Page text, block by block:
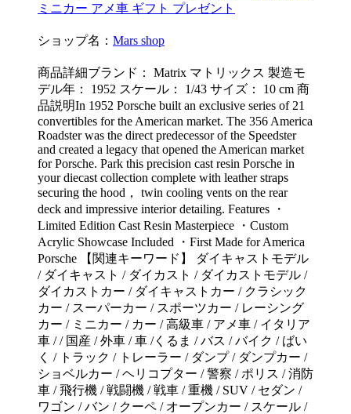
ミニカー アメ車 ギフト プレゼント
ショップ名： Mars shop
商品詳細ブランド： Matrix マトリックス 製造モ
デル年： 1952 スケール： 1/43 サイズ： 10 cm 商
品説明In 1952 Porsche built an exclusive series of 21
convertibles for the American market. The 356 America
Roadster was the direct predecessor of the Speedster
and created a legacy that opened the American market
for Porsche. Park this precision cast resin Porsche in
your diecast collection complete with leather straps
securing the hood， twin cooling vents on the rear
deck and impressive interior detailing. Features ・
Limited Edition Cast Resin Masterpiece ・Custom
Acrylic Showcase Included ・First Made for America
Porsche 【関連キーワード】 ダイキャストモデル
/ ダイキャスト / ダイカスト / ダイカストモデル /
ダイカストカー / ダイキャストカー / クラシック
カー / スーパーカー / スポーツカー / レーシング
カー / ミニカー / カー / 高級車 / アメ車 / イタリア
車 / / 国産 / 外車 / 車 /くるま / バス / バイク / ばい
く / トラック / トレーラー / ダンプ / ダンプカー /
ショベルカー / ヘリコプター / 警察 / ポリス / 消防
車 / 飛行機 / 戦闘機 / 戦車 / 重機 / SUV / セダン /
ワゴン / バン / クーペ / オープンカー / スケール /